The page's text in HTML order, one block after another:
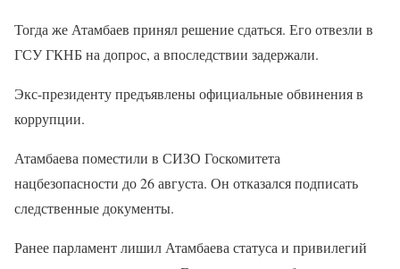
Тогда же Атамбаев принял решение сдаться. Его отвезли в
ГСУ ГКНБ на допрос, а впоследствии задержали.
Экс-президенту предъявлены официальные обвинения в
коррупции.
Атамбаева поместили в СИЗО Госкомитета
нацбезопасности до 26 августа. Он отказался подписать
следственные документы.
Ранее парламент лишил Атамбаева статуса и привилегий